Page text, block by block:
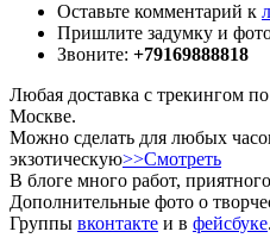
Оставьте комментарий к
Пришлите задумку и
Звоните: +79169888818
Любая доставка с трекингом
Москве.
Можно сделать для любых
экзотическую>>Смотреть
В блоге много работ,
Дополнительные фото о
Группы вконтакте и в фейсбуке.